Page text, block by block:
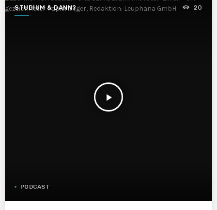
STUDIUM & DANN?
play_arrow
20
PODCAST